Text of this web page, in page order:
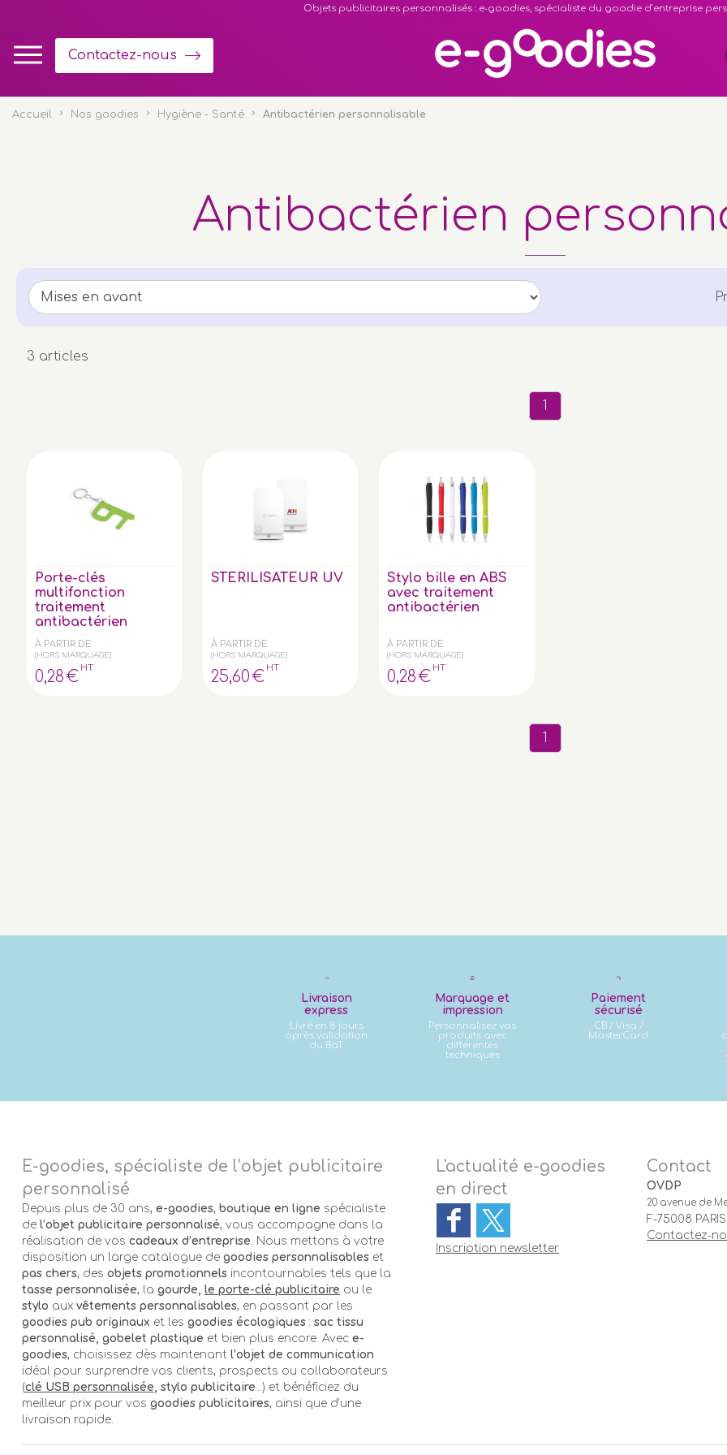
Objets publicitaires personnalisés : e-goodies, spécialiste du goodie d’entreprise
Contactez-nous
Accueil Nos goodies Hygiène - Santé Antibactérien personnalisable
Antibactérien
3 articles
1
Porte-clés
multifonction
traitement
antibactérien
À PARTIR DE
(HORS MARQUAGE)
0,28€
HT
STERILISATEUR UV
À PARTIR DE
(HORS MARQUAGE)
25,60€
HT
Stylo bille en ABS
avec traitement
antibactérien
À PARTIR DE
(HORS MARQUAGE)
0,28€
HT
1
Livraison
express
Livré en 8 jours
après validation
du BàT
Marquage et
impression
Personnalisez vos
produits avec
différentes
techniques
Paiement
sécurisé
CB / Visa /
MasterCard
E-goodies, spécialiste de l’objet publicitaire
personnalisé
Depuis plus de 30 ans, e-goodies, boutique en ligne spécialiste
de l’objet publicitaire personnalisé, vous accompagne dans la
réalisation de vos cadeaux d’entreprise. Nous mettons à votre
disposition un large catalogue de goodies personnalisableset
pas chers, des objets promotionnelsincontournables tels que la
tasse personnalisée, la gourde, le porte-clé publicitaire ou le
stylo aux vêtements personnalisables, en passant par les
goodies pub originaux et les goodies écologiques: sac tissu
personnalisé, gobelet plastique et bien plus encore. Avec e-
goodies, choisissez dès maintenant l’objet de communication
idéal pour surprendre vos clients, prospects ou collaborateurs
(clé USB personnalisée, stylo publicitaire…) et bénéficiez du
meilleur prix pour vos goodies publicitaires, ainsi que d’une
livraison rapide.
L'actualité e-goodies
en direct
Inscription newsletter
Contact
OVDP
20 avenue de
F-75008 PARIS
Contactez-